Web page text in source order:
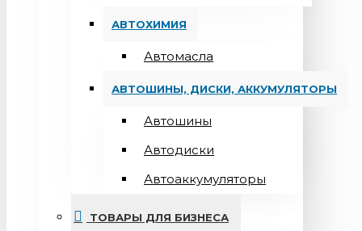
АВТОХИМИЯ
Автомасла
АВТОШИНЫ, ДИСКИ, АККУМУЛЯТОРЫ
Автошины
Автодиски
Автоаккумуляторы
ТОВАРЫ ДЛЯ БИЗНЕСА